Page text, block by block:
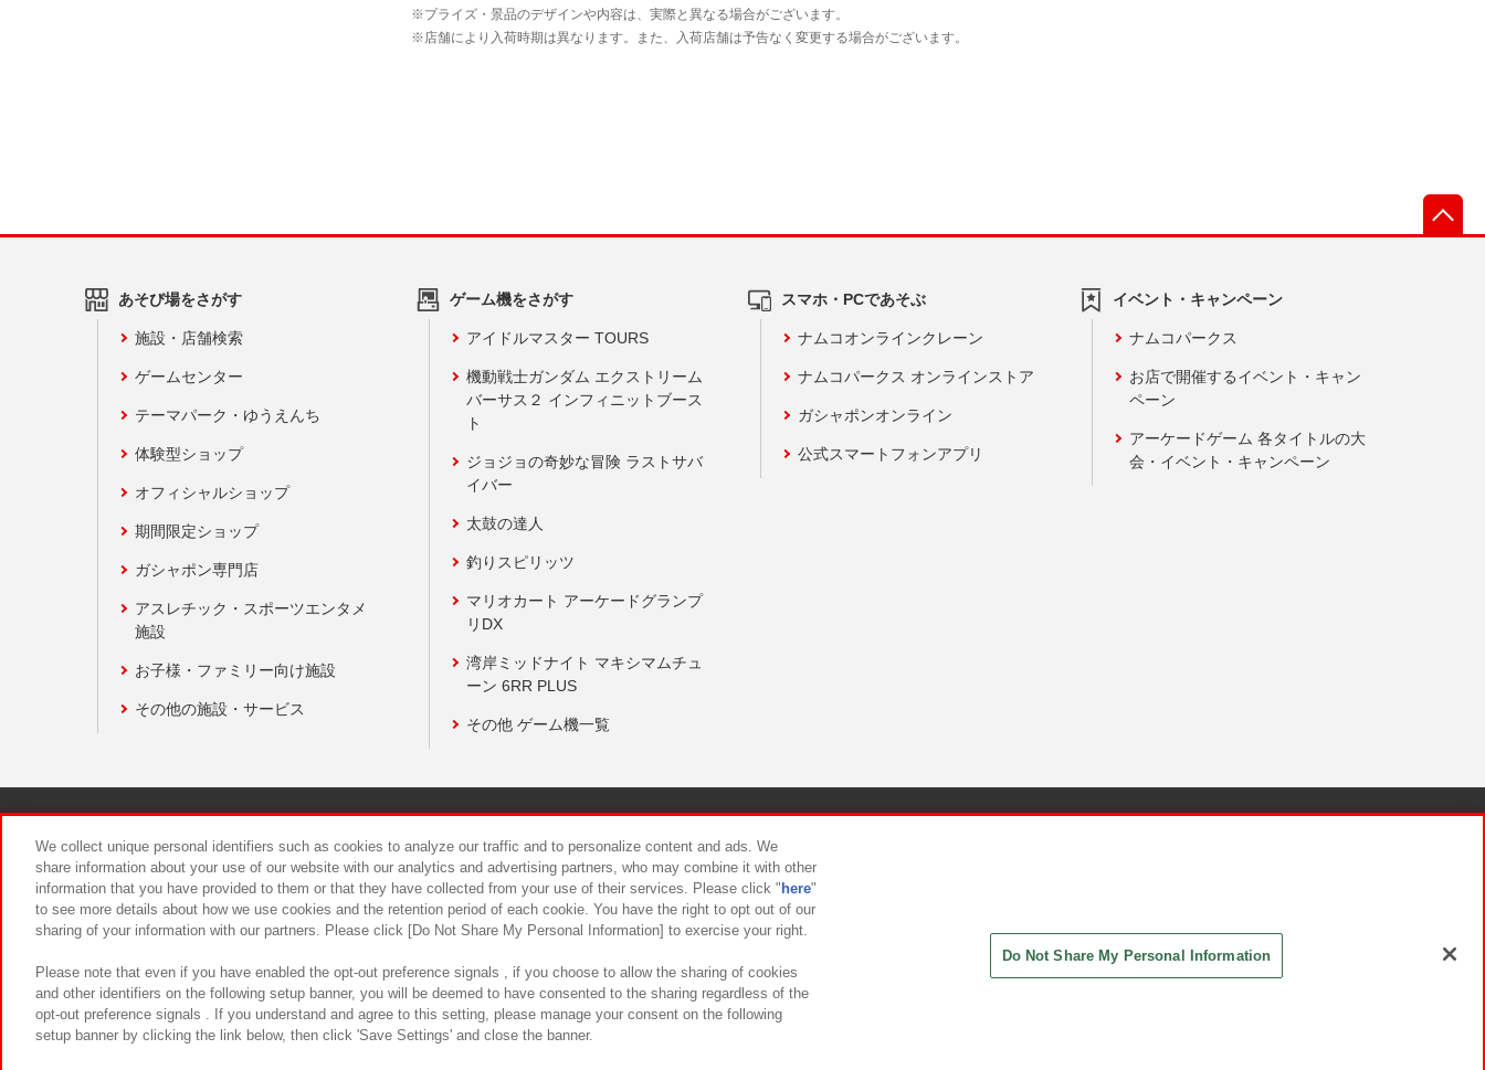
あそび場をさがす
施設・店舗検索
ゲームセンター
テーマパーク・ゆうえんち
体験型ショップ
オフィシャルショップ
期間限定ショップ
ガシャポン専門店
アスレチック・スポーツエンタメ
施設
お子様・ファミリー向け施設
その他の施設・サービス
ゲーム機をさがす
アイドルマスター TOURS
機動戦士ガンダム エクストリーム
バーサス２ インフィニットブース
ト
ジョジョの奇妙な冒険 ラストサバ
イバー
太鼓の達人
釣りスピリッツ
マリオカート アーケードグランプ
リDX
湾岸ミッドナイト マキシマムチュ
ーン 6RR PLUS
その他 ゲーム機一覧
スマホ・PCであそぶ
ナムコオンラインクレーン
ナムコパークス オンラインストア
ガシャポンオンライン
公式スマートフォンアプリ
イベント・キャンペーン
ナムコパークス
お店で開催するイベント・キャン
ペーン
アーケードゲーム 各タイトルの大
会・イベント・キャンペーン
食品のご提供について カスタマーハラスメント対応方針
We collect unique personal identifiers such as cookies to analyze our traffic and to personalize content and ads. We
share information about your use of our website with our analytics and advertising partners, who may combine it with other
information that you have provided to them or that they have collected from your use of their services. Please click " here"
to see more details about how we use cookies and the retention period of each cookie. You have the right to opt out of our
sharing of your information with our partners. Please click [Do Not Share My Personal Information] to exercise your right.
Please note that even if you have enabled the opt-out preference signals , if you choose to allow the sharing of cookies
and other identifiers on the following setup banner, you will be deemed to have consented to the sharing regardless of the
opt-out preference signals . If you understand and agree to this setting, please manage your consent on the following
setup banner by clicking the link below, then click 'Save Settings' and close the banner.
Do Not Share My Personal Information